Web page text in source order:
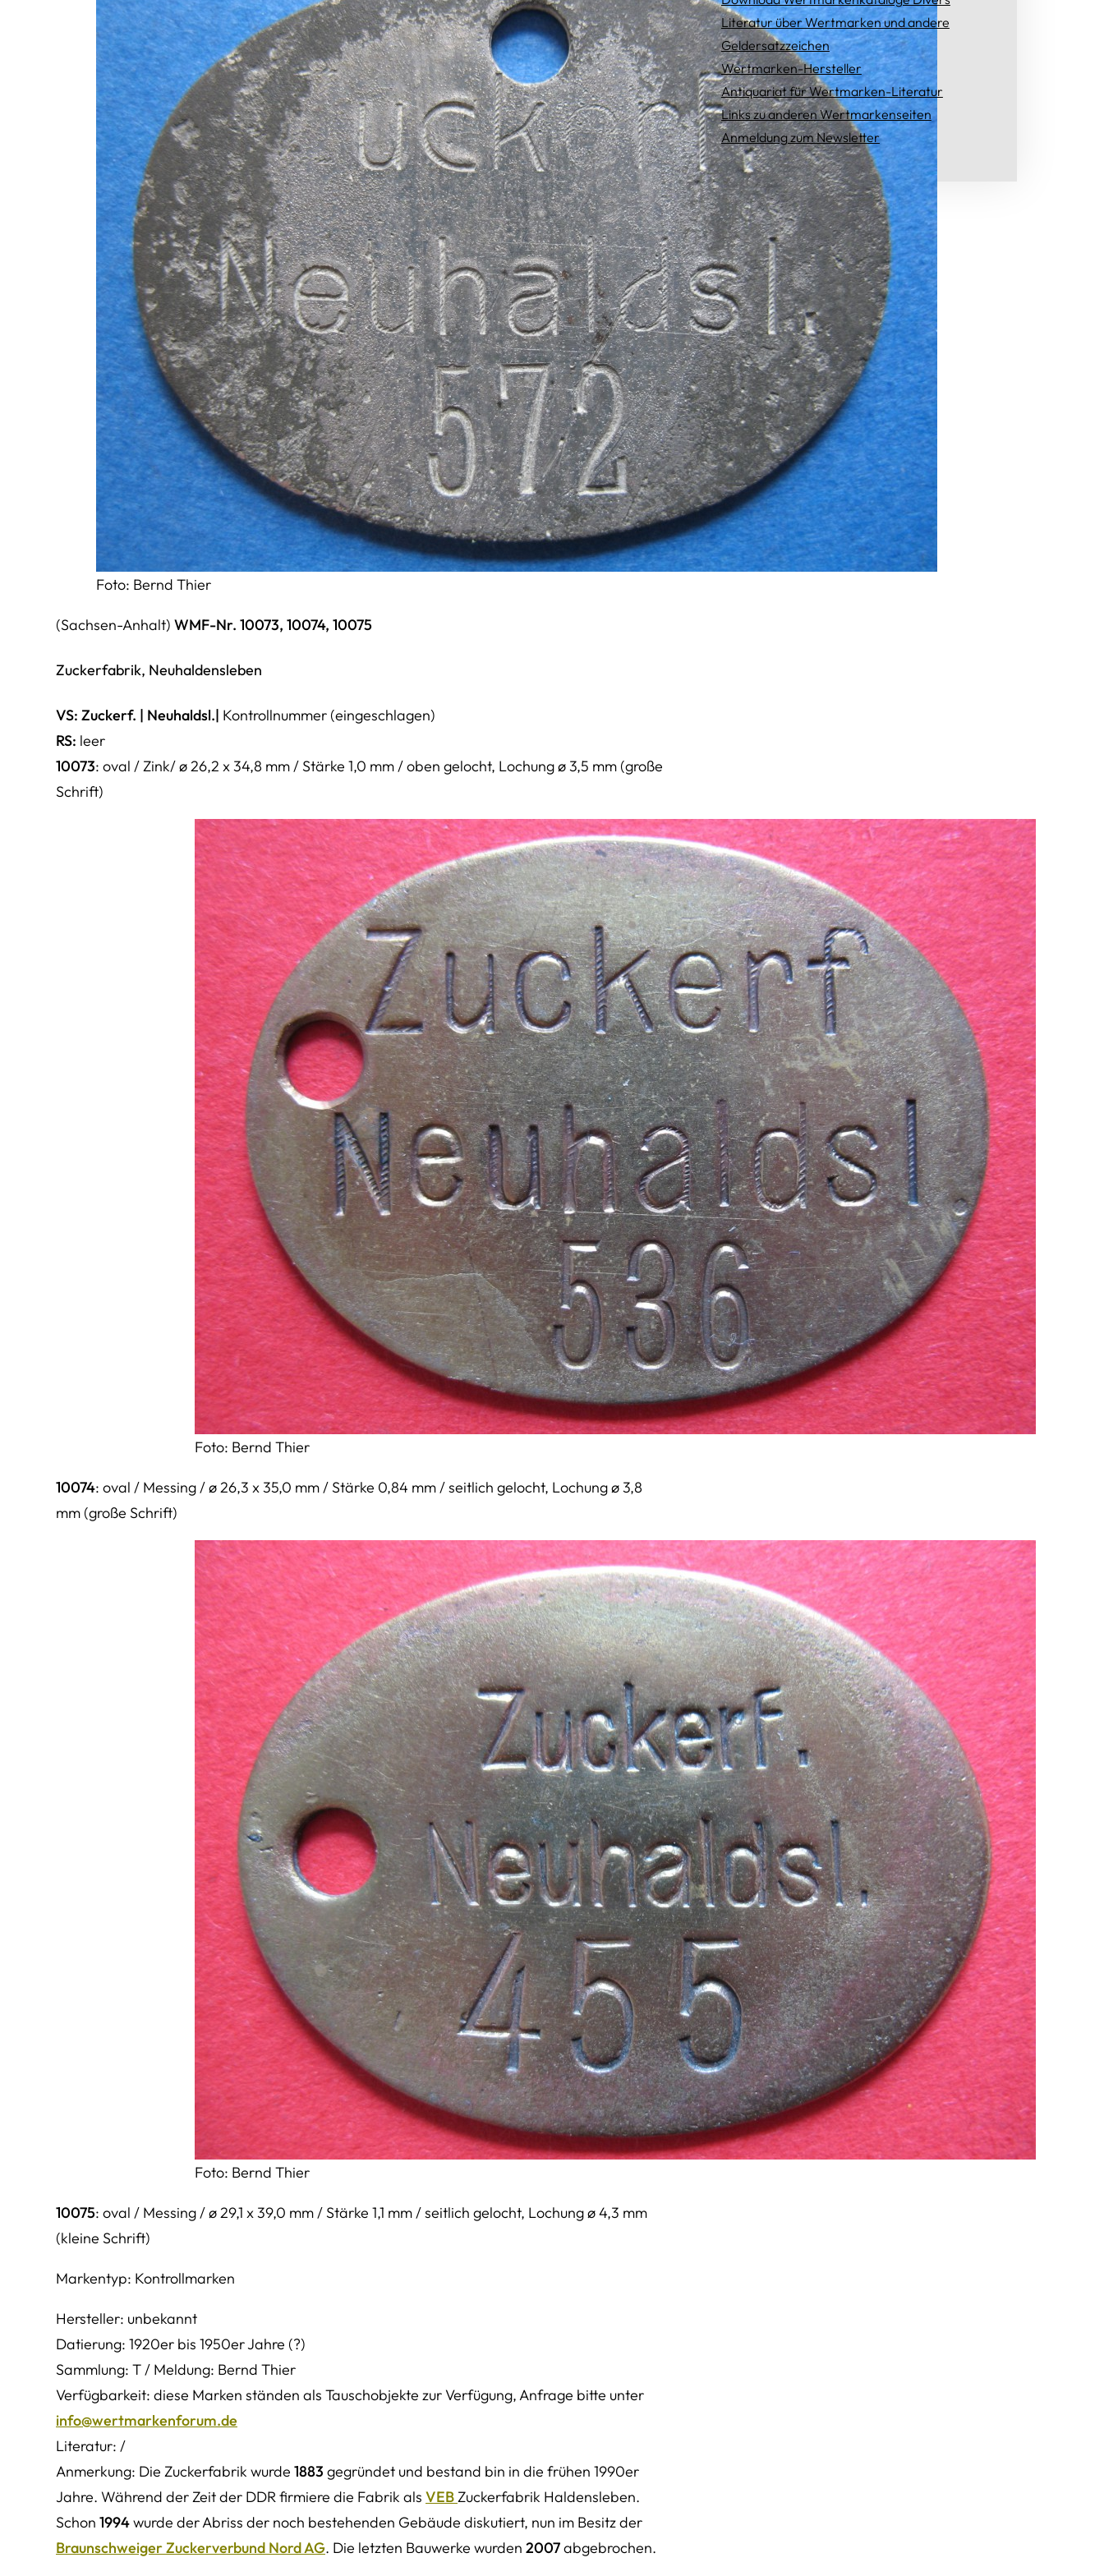
Foto: Bernd Thier
(Sachsen-Anhalt) WMF-Nr. 10073, 10074, 10075
Zuckerfabrik, Neuhaldensleben
VS: Zuckerf. | Neuhaldsl.| Kontrollnummer (eingeschlagen)
RS: leer
10073: oval / Zink/ ø 26,2 x 34,8 mm / Stärke 1,0 mm / oben gelocht, Lochung ø 3,5 mm (große
Schrift)
Foto: Bernd Thier
10074: oval / Messing / ø 26,3 x 35,0 mm / Stärke 0,84 mm / seitlich gelocht, Lochung ø 3,8
mm (große Schrift)
Foto: Bernd Thier
10075: oval / Messing / ø 29,1 x 39,0 mm / Stärke 1,1 mm / seitlich gelocht, Lochung ø 4,3 mm
(kleine Schrift)
Markentyp: Kontrollmarken
Hersteller: unbekannt
Datierung: 1920er bis 1950er Jahre (?)
Sammlung: T / Meldung: Bernd Thier
Verfügbarkeit: diese Marken ständen als Tauschobjekte zur Verfügung, Anfrage bitte unter
info@wertmarkenforum.de
Literatur: /
Anmerkung: Die Zuckerfabrik wurde 1883 gegründet und bestand bin in die frühen 1990er
Jahre. Während der Zeit der DDR firmiere die Fabrik als VEBZuckerfabrik Haldensleben.
Schon 1994wurde der Abriss der noch bestehenden Gebäude diskutiert, nun im Besitz der
Braunschweiger Zuckerverbund Nord AG. Die letzten Bauwerke wurden 2007abgebrochen.
Literatur über Wertmarken und andere
Geldersatzzeichen
Wertmarken-Hersteller
Antiquariat für Wertmarken-Literatur
Links zu anderen Wertmarkenseiten
Anmeldung zum Newsletter